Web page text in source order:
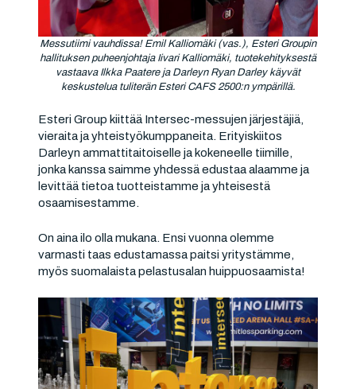
Messutiimi vauhdissa! Emil Kalliomäki (vas.), Esteri Groupin
hallituksen puheenjohtaja Iivari Kalliomäki, tuotekehityksestä
vastaava Ilkka Paatere ja Darleyn Ryan Darley käyvät
keskustelua tuliterän Esteri CAFS 2500:n ympärillä.
Esteri Group kiittää Intersec-messujen järjestäjiä,
vieraita ja yhteistyökumppaneita. Erityiskiitos
Darleyn ammattitaitoiselle ja kokeneelle tiimille,
jonka kanssa saimme yhdessä edustaa alaamme ja
levittää tietoa tuotteistamme ja yhteisestä
osaamisestamme.
On aina ilo olla mukana. Ensi vuonna olemme
varmasti taas edustamassa paitsi yritystämme,
myös suomalaista pelastusalan huippuosaamista!